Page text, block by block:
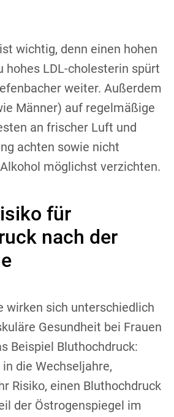
wichtig, denn einen hohen
hohes LDL-cholesterin spürt
weiter. Außerdem
Männer) auf regelmäßige
an frischer Luft und
achten sowie nicht
möglichst verzichten.
für
nach der
wirken sich unterschiedlich
Gesundheit bei Frauen
Beispiel Bluthochdruck:
die Wechseljahre,
Risiko, einen Bluthochdruck
der Östrogenspiegel im